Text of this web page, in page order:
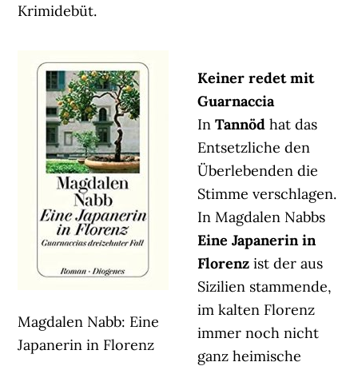
Krimidebüt.
Magdalen Nabb: Eine
Japanerin in Florenz
Keiner redet mit
Guarnaccia
InTannöd hat das
Entsetzliche den
Überlebenden die
Stimme verschlagen.
In Magdalen Nabbs
Eine Japanerin in
Florenz ist der aus
Sizilien stammende,
im kalten Florenz
immer noch nicht
ganz heimische